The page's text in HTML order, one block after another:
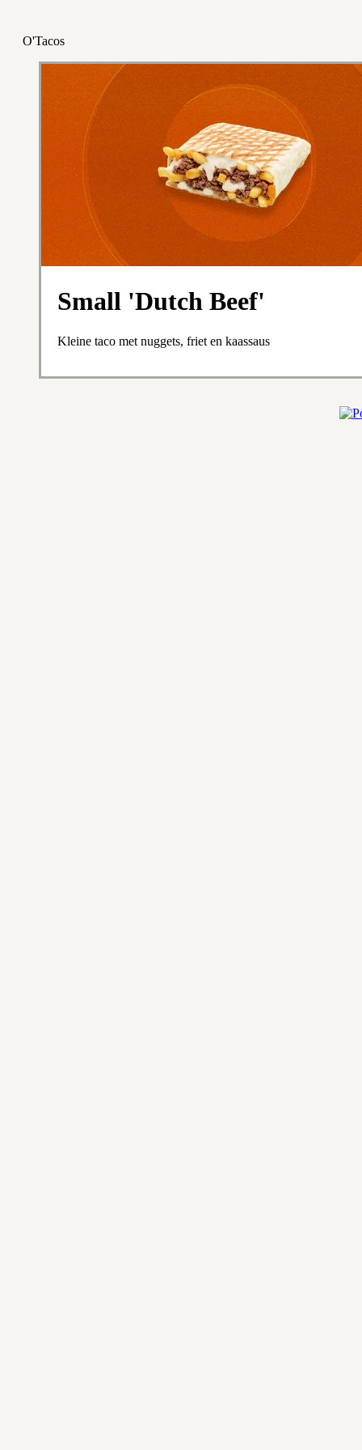
O'Tacos
Small 'Dutch Beef'
Kleine taco met nuggets, friet en kaassaus